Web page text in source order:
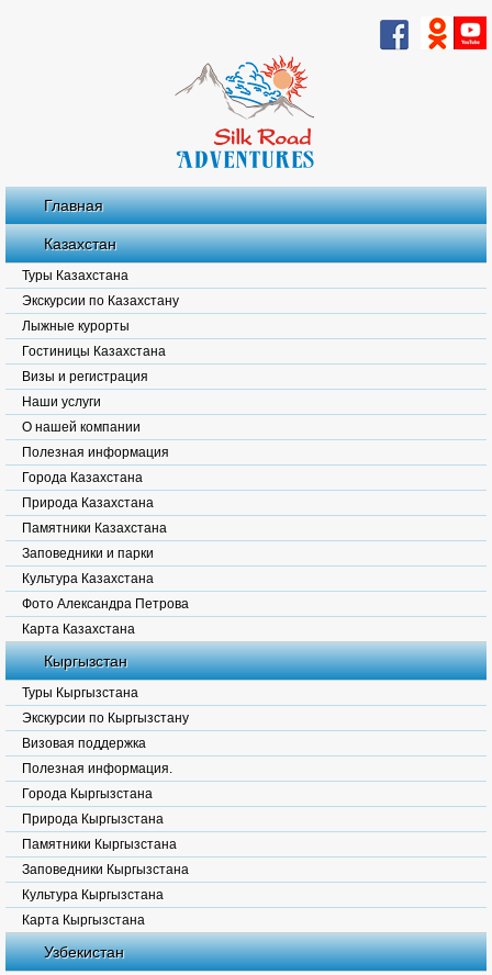
Главная
Казахстан
Туры Казахстана
Экскурсии по Казахстану
Лыжные курорты
Гостиницы Казахстана
Визы и регистрация
Наши услуги
О нашей компании
Полезная информация
Города Казахстана
Природа Казахстана
Памятники Казахстана
Заповедники и парки
Культура Казахстана
Фото Александра Петрова
Карта Казахстана
Кыргызстан
Туры Кыргызстана
Экскурсии по Кыргызстану
Визовая поддержка
Полезная информация.
Города Кыргызстана
Природа Кыргызстана
Памятники Кыргызстана
Заповедники Кыргызстана
Культура Кыргызстана
Карта Кыргызстана
Узбекистан